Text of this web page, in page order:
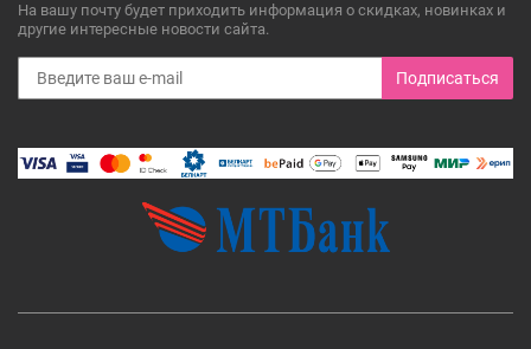
На вашу почту будет приходить информация о скидках, новинках и
другие интересные новости сайта.
Подписаться